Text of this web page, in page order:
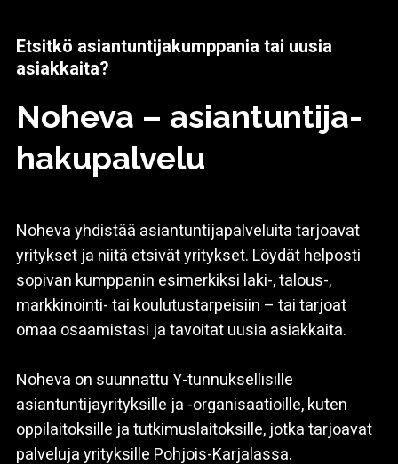
Etsitkö asiantuntijakumppania tai uusia
asiakkaita?
Noheva – asiantuntija­
hakupalvelu
Noheva yhdistää asiantuntijapalveluita tarjoavat
yritykset ja niitä etsivät yritykset. Löydät helposti
sopivan kumppanin esimerkiksi laki-, talous-,
markkinointi- tai koulutustarpeisiin – tai tarjoat
omaa osaamistasi ja tavoitat uusia asiakkaita.
Noheva on suunnattu Y-tunnuksellisille
asiantuntijayrityksille ja -organisaatioille, kuten
oppilaitoksille ja tutkimuslaitoksille, jotka tarjoavat
palveluja yrityksille Pohjois-Karjalassa.